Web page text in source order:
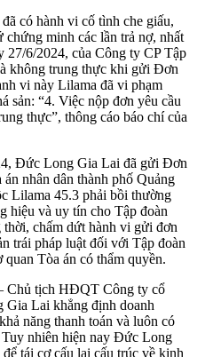
có hành vi cố tình che giấu,
chứng minh các lần trả nợ, nhất
27/6/2024, của Công ty CP Tập
không trung thực khi gửi Đơn
vi này Lilama đã vi phạm
sản: “4. Việc nộp đơn yêu cầu
thực”, thông cáo báo chí của
Đức Long Gia Lai đã gửi Đơn
nhân dân thành phố Quảng
Lilama 45.3 phải bồi thường
hiệu và uy tín cho Tập đoàn
chấm dứt hành vi gửi đơn
trái pháp luật đối với Tập đoàn
Tòa án có thẩm quyền.
Chủ tịch HĐQT Công ty cổ
Lai khẳng định doanh
năng thanh toán và luôn có
nhiên hiện nay Đức Long
tái cơ cấu lại cấu trúc về kinh